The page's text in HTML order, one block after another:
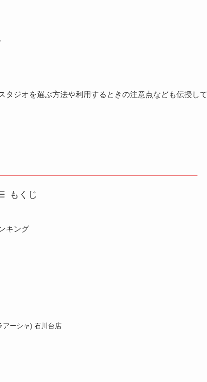
ジオを選ぶ方法や利用するときの注意点なども伝授して
もくじ
キング
アーシャ) 石川台店